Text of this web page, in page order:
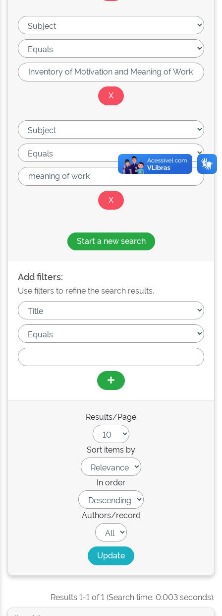
Start a new search
Add filters:
Use filters to refine the search results.
Results/Page
Sort items by
In order
Authors/record
Results 1-1 of 1 (Search time: 0.003 seconds).